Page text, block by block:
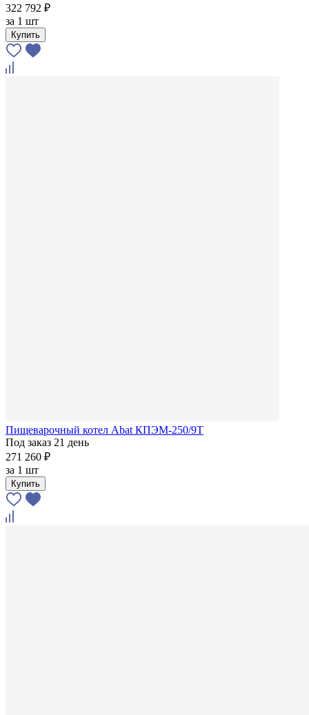
322 792 ₽
за 1 шт
Купить
Пищеварочный котел Abat КПЭМ-250/9Т
Под заказ 21 день
271 260 ₽
за 1 шт
Купить